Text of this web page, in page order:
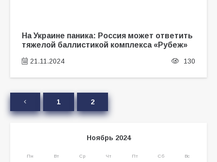
На Украине паника: Россия может ответить
тяжелой баллистикой комплекса «Рубеж»
21.11.2024 130
1 2
Ноябрь 2024
Пн Вт Ср Чт Пт Сб Вс